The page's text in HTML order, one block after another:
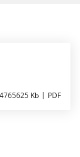
Kb PDF